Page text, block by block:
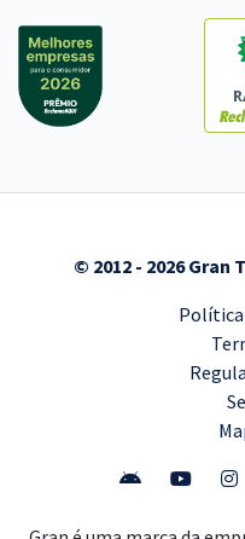
© 2012 - 2026 Gran
Política